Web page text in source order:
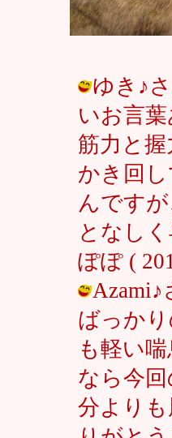
ゆき♪
いお言
筋力と
かき回
んです
となし
ぽぽ (
ばっか
も軽い
なら今
分より